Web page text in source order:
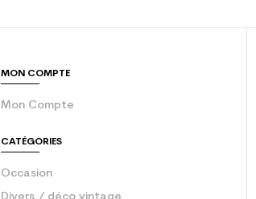
MON COMPTE
Mon Compte
CATÉGORIES
Occasion
Divers / déco vintage